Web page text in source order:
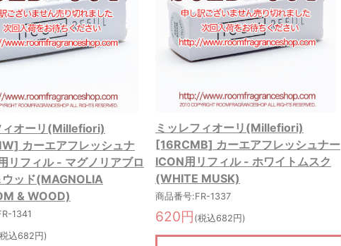
ィオーリ(Millefiori)
カーエアフレッシュナ
リフィル - マグノリアブロ
ウッド(MAGNOLIA
& WOOD)
1341
込682円)
ミッレフィオーリ(Millefiori)
[16RCMB] カーエアフレッシュナー
ICON用リフィル - ホワイトムスク
(WHITE MUSK)
商品番号:FR-1337
620円 (税込682円)